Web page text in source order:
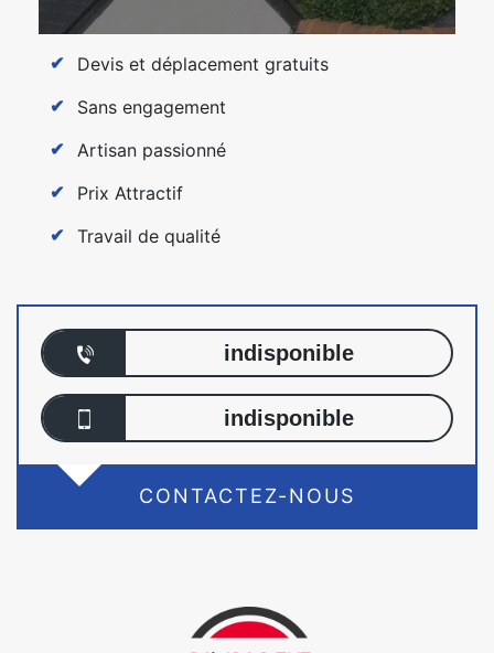
Devis et déplacement gratuits
Sans engagement
Artisan passionné
Prix Attractif
Travail de qualité
indisponible
indisponible
CONTACTEZ-NOUS